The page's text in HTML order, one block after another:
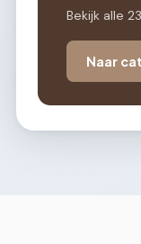
Bekijk alle
Naar